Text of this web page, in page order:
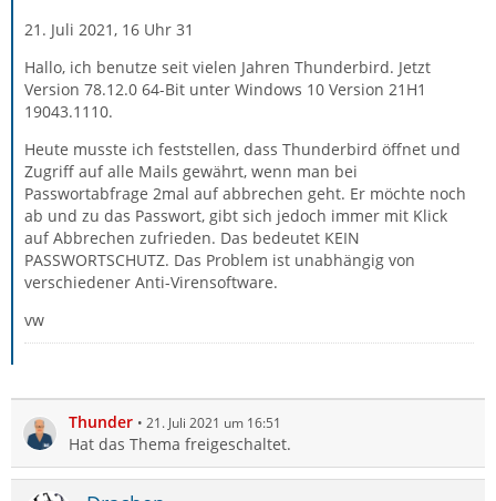
21. Juli 2021, 16 Uhr 31
Hallo, ich benutze seit vielen Jahren Thunderbird. Jetzt
Version 78.12.0 64-Bit unter Windows 10 Version 21H1
19043.1110.
Heute musste ich feststellen, dass Thunderbird öffnet und
Zugriff auf alle Mails gewährt, wenn man bei
Passwortabfrage 2mal auf abbrechen geht. Er möchte noch
ab und zu das Passwort, gibt sich jedoch immer mit Klick
auf Abbrechen zufrieden. Das bedeutet KEIN
PASSWORTSCHUTZ. Das Problem ist unabhängig von
verschiedener Anti-Virensoftware.
vw
Thunder 21. Juli 2021 um 16:51
Hat das Thema freigeschaltet.